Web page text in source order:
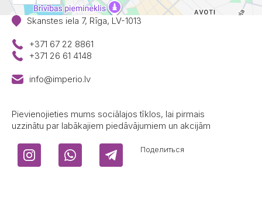
Skanstes iela 7, Rīga, LV-1013
+371 67 22 8861
+371 26 61 4148
info@imperio.lv
Pievienojieties mums sociālajos tīklos, lai pirmais
uzzinātu par labākajiem piedāvājumiem un akcijām
Поделиться